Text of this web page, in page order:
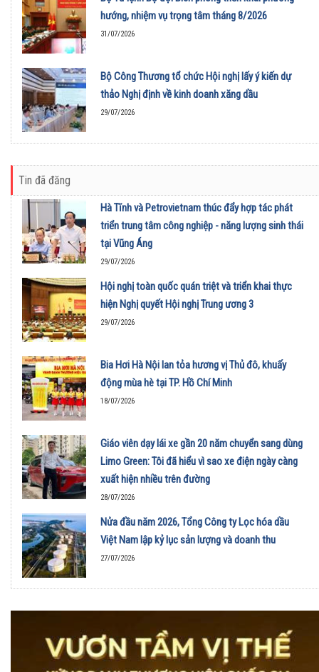
hướng, nhiệm vụ trọng tâm tháng 8/2026
31/07/2026
Bộ Công Thương tổ chức Hội nghị lấy ý kiến dự
thảo Nghị định về kinh doanh xăng dầu
29/07/2026
Tin đã đăng
Hà Tĩnh và Petrovietnam thúc đẩy hợp tác phát
triển trung tâm công nghiệp - năng lượng sinh thái
tại Vũng Áng
29/07/2026
Hội nghị toàn quốc quán triệt và triển khai thực
hiện Nghị quyết Hội nghị Trung ương 3
29/07/2026
Bia Hơi Hà Nội lan tỏa hương vị Thủ đô, khuấy
động mùa hè tại TP. Hồ Chí Minh
18/07/2026
Giáo viên dạy lái xe gần 20 năm chuyển sang dùng
Limo Green: Tôi đã hiểu vì sao xe điện ngày càng
xuất hiện nhiều trên đường
28/07/2026
Nửa đầu năm 2026, Tổng Công ty Lọc hóa dầu
Việt Nam lập kỷ lục sản lượng và doanh thu
27/07/2026